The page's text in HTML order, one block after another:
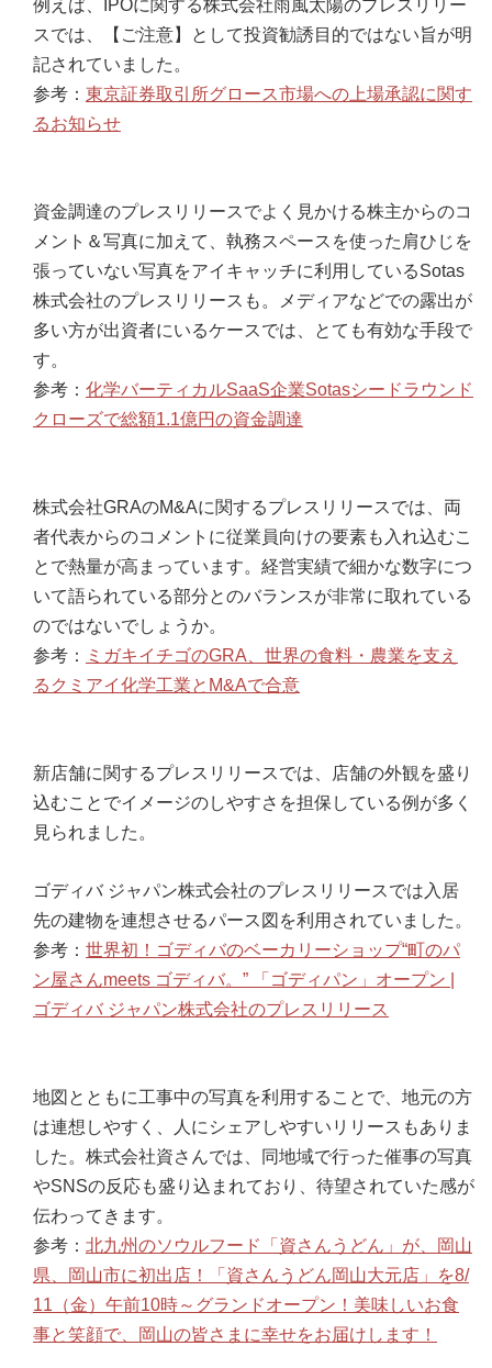
例えば、IPOに関する株式会社雨風太陽のプレスリリー
スでは、【ご注意】として投資勧誘目的ではない旨が明
記されていました。
参考： 東京証券取引所グロース市場への上場承認に関す
るお知らせ
資金調達のプレスリリースでよく見かける株主からのコ
メント＆写真に加えて、執務スペースを使った肩ひじを
張っていない写真をアイキャッチに利用しているSotas
株式会社のプレスリリースも。メディアなどでの露出が
多い方が出資者にいるケースでは、とても有効な手段で
す。
参考： 化学バーティカルSaaS企業Sotasシードラウンド
クローズで総額1.1億円の資金調達
株式会社GRAのM&Aに関するプレスリリースでは、両
者代表からのコメントに従業員向けの要素も入れ込むこ
とで熱量が高まっています。経営実績で細かな数字につ
いて語られている部分とのバランスが非常に取れている
のではないでしょうか。
参考：
ミガキイチゴのGRA、世界の食料・農業を支え
るクミアイ化学工業とM&Aで合意
新店舗に関するプレスリリースでは、店舗の外観を盛り
込むことでイメージのしやすさを担保している例が多く
見られました。
ゴディバ ジャパン株式会社のプレスリリースでは入居
先の建物を連想させるパース図を利用されていました。
参考： 世界初！ゴディバのベーカリーショップ“町のパ
ン屋さんmeets ゴディバ。” 「ゴディパン」オープン |
ゴディバ ジャパン株式会社のプレスリリース
地図とともに工事中の写真を利用することで、地元の方
は連想しやすく、人にシェアしやすいリリースもありま
した。株式会社資さんでは、同地域で行った催事の写真
やSNSの反応も盛り込まれており、待望されていた感が
伝わってきます。
参考： 北九州のソウルフード「資さんうどん」が、岡山
県、岡山市に初出店！「資さんうどん岡山大元店」を8/
11（金）午前10時～グランドオープン！美味しいお食
事と笑顔で、岡山の皆さまに幸せをお届けします！